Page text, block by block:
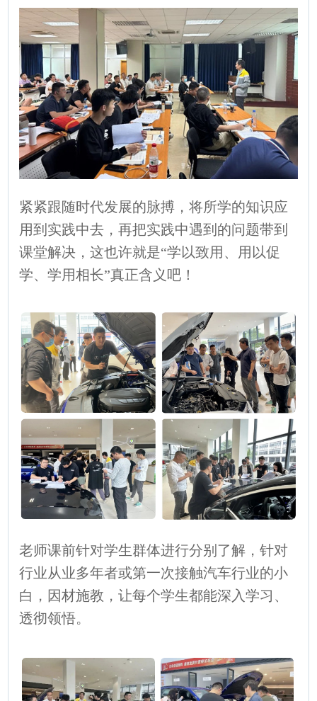
紧紧跟随时代发展的脉搏，将所学的知识应
用到实践中去，再把实践中遇到的问题带到
课堂解决，这也许就是“学以致用、用以促
学、学用相长”真正含义吧！
老师课前针对学生群体进行分别了解，针对
行业从业多年者或第一次接触汽车行业的小
白，因材施教，让每个学生都能深入学习、
透彻领悟。